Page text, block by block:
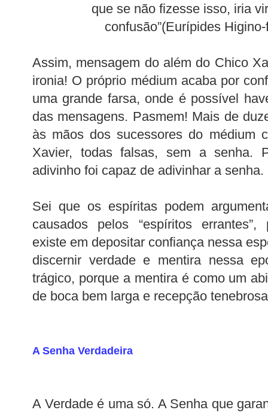
que se não fizesse isso, iria
confusão”(Eurípides
Assim, mensagem do além do Chico
ironia! O próprio médium acaba por
uma grande farsa, onde é possível
das mensagens. Pasmem! Mais de
às mãos dos sucessores do médium
Xavier, todas falsas, sem a senha.
adivinho foi capaz de adivinhar a senha.
Sei que os espíritas podem
causados pelos “espíritos
existe em depositar confiança nessa
discernir verdade e mentira nessa
trágico, porque a mentira é como um
de boca bem larga e recepção
A Senha Verdadeira
A Verdade é uma só. A Senha que